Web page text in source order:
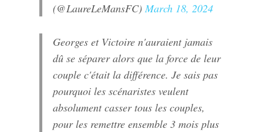
(@LaureLeMansFC) March 18, 2024
Georges et Victoire n'auraient jamais
dû se séparer alors que la force de leur
couple c'était la différence. Je sais pas
pourquoi les scénaristes veulent
absolument casser tous les couples,
pour les remettre ensemble 3 mois plus